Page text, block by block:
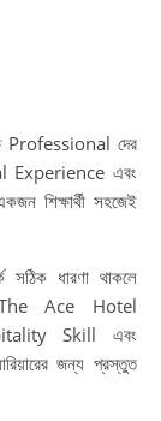
Professional দের
Experience এবং
শিক্ষার্থী সহজেই
ধারণা থাকলে
Ace Hotel
Skill এবং
জন্য প্রস্তুত